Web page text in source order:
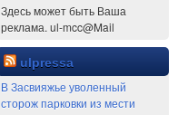
Здесь может быть Ваша
реклама. ul-mcc@Mail
ulpressa
В Засвияжье уволенный
сторож парковки из мести